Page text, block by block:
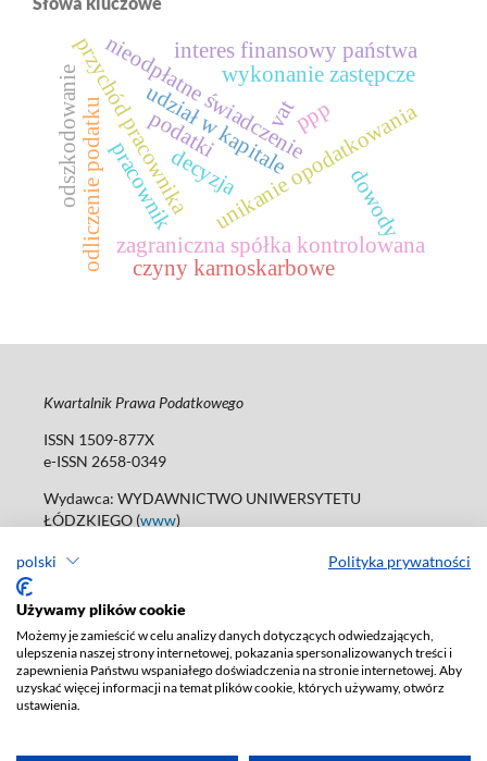
polski Polityka prywatności
Używamy plików cookie
Możemy je zamieścić w celu analizy danych dotyczących odwiedzających,
ulepszenia naszej strony internetowej, pokazania spersonalizowanych treści i
zapewnienia Państwu wspaniałego doświadczenia na stronie internetowej. Aby
uzyskać więcej informacji na temat plików cookie, których używamy, otwórz
ustawienia.
unikanie opodatkowania
zagraniczna spółka kontrolowana
udział w kapitale
nieodpłatne świadczenie
przychód pracownika vat
wykonanie zastępcze
odliczenie podatku
odszkodowanie
interes finansowy państwa
czyny karnoskarbowe
podatki
pracownik
ppp
dowody
decyzja
Kwartalnik Prawa Podatkowego
ISSN 1509-877X
e-ISSN 2658-0349
Wydawca: WYDAWNICTWO UNIWERSYTETU
ŁÓDZKIEGO (www)
tel. 42 235 01 65; 42 635 55 80
Deklaracja dostępności